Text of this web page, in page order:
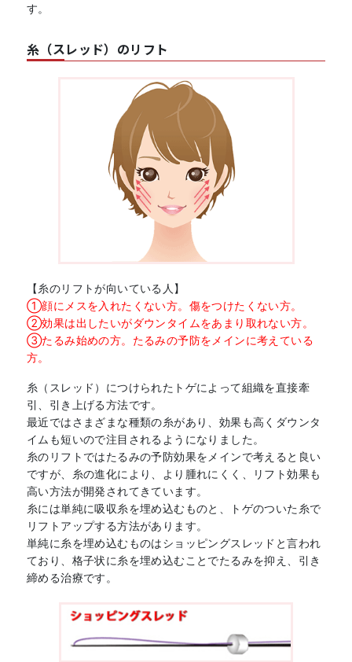
す。
糸（スレッド）のリフト
【糸のリフトが向いている人】
①顔にメスを入れたくない方。傷をつけたくない方。
②効果は出したいがダウンタイムをあまり取れない方。
③たるみ始めの方。たるみの予防をメインに考えている
方。
糸（スレッド）につけられたトゲによって組織を直接牽
引、引き上げる方法です。
最近ではさまざまな種類の糸があり、効果も高くダウンタ
イムも短いので注目されるようになりました。
糸のリフトではたるみの予防効果をメインで考えると良い
ですが、糸の進化により、より腫れにくく、リフト効果も
高い方法が開発されてきています。
糸には単純に吸収糸を埋め込むものと、トゲのついた糸で
リフトアップする方法があります。
単純に糸を埋め込むものはショッピングスレッドと言われ
ており、格子状に糸を埋め込むことでたるみを抑え、引き
締める治療です。